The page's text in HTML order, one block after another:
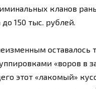
кланов
150 тыс. рублей.
оставалось
«воров в
этот «лакомый»